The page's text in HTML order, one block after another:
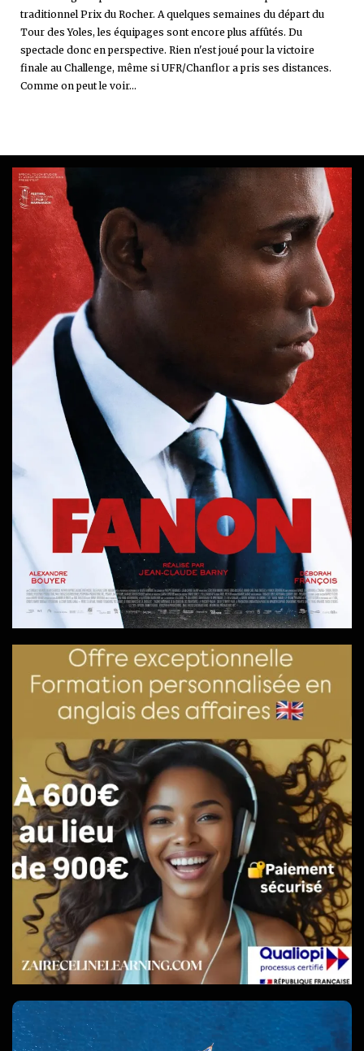
traditionnel Prix du Rocher. A quelques semaines du départ du
Tour des Yoles, les équipages sont encore plus affûtés. Du
spectacle donc en perspective. Rien n'est joué pour la victoire
finale au Challenge, même si UFR/Chanflor a pris ses distances.
Comme on peut le voir...